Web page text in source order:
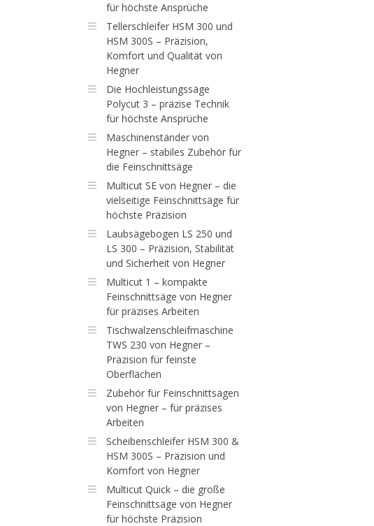
für höchste Ansprüche
Tellerschleifer HSM 300 und
HSM 300S – Präzision,
Komfort und Qualität von
Hegner
Die Hochleistungssäge
Polycut 3 – präzise Technik
für höchste Ansprüche
Maschinenständer von
Hegner – stabiles Zubehör für
die Feinschnittsäge
Multicut SE von Hegner – die
vielseitige Feinschnittsäge für
höchste Präzision
Laubsägebogen LS 250 und
LS 300 – Präzision, Stabilität
und Sicherheit von Hegner
Multicut 1 – kompakte
Feinschnittsäge von Hegner
für präzises Arbeiten
Tischwalzenschleifmaschine
TWS 230 von Hegner –
Präzision für feinste
Oberflächen
Zubehör für Feinschnittsägen
von Hegner – für präzises
Arbeiten
Scheibenschleifer HSM 300 &
HSM 300S – Präzision und
Komfort von Hegner
Multicut Quick – die große
Feinschnittsäge von Hegner
für höchste Präzision